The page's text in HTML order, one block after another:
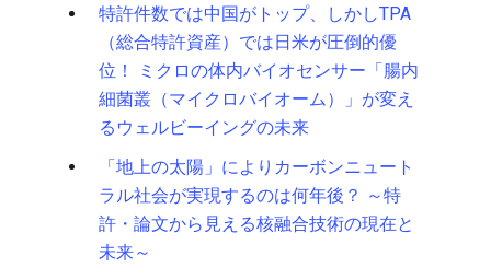
特許件数では中国がトップ、しかしTPA
（総合特許資産）では日米が圧倒的優
位！ ミクロの体内バイオセンサー「腸内
細菌叢（マイクロバイオーム）」が変え
るウェルビーイングの未来
「地上の太陽」によりカーボンニュート
ラル社会が実現するのは何年後？ ～特
許・論文から見える核融合技術の現在と
未来～